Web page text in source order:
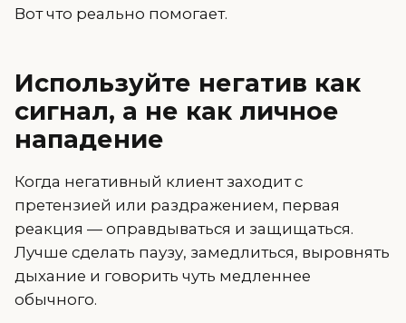
Вот что реально помогает.
Используйте негатив как
сигнал, а не как личное
нападение
Когда негативный клиент заходит с
претензией или раздражением, первая
реакция — оправдываться и защищаться.
Лучше сделать паузу, замедлиться, выровнять
дыхание и говорить чуть медленнее
обычного.